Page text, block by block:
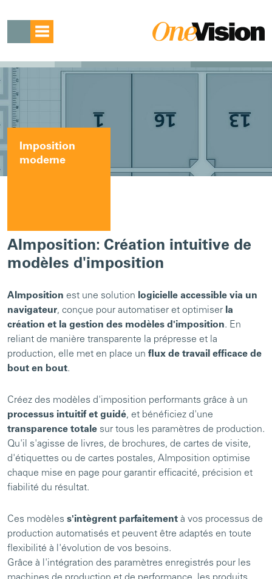
Imposition
moderne
AImposition: Création intuitive de
modèles d'imposition
AImposition est une solution logicielle accessible via un
navigateur, conçue pour automatiser et optimiser la
création et la gestion des modèles d'imposition. En
reliant de manière transparente la prépresse et la
production, elle met en place un flux de travail efficace de
bout en bout.
Créez des modèles d'imposition performants grâce à un
processus intuitif et guidé, et bénéficiez d'une
transparence totale sur tous les paramètres de production.
Qu'il s'agisse de livres, de brochures, de cartes de visite,
d'étiquettes ou de cartes postales, AImposition optimise
chaque mise en page pour garantir efficacité, précision et
fiabilité du résultat.
Ces modèles s'intègrent parfaitement à vos processus de
production automatisés et peuvent être adaptés en toute
flexibilité à l'évolution de vos besoins.
Grâce à l'intégration des paramètres enregistrés pour les